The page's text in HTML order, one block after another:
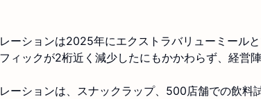
ーションは2025年にエクストラバリューミール
ィックが2桁近く減少したにもかかわらず、経営
ーションは、スナックラップ、500店舗での飲料